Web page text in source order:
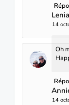
Lenia
14
Oh
14